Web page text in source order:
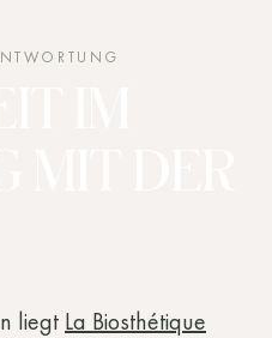
liegt La Biosthétique